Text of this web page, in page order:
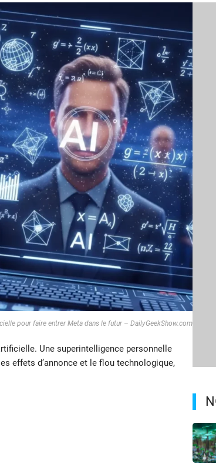
pour faire entrer Meta dans le futur – DailyGeekShow.com
Une superintelligence personnelle
effets d’annonce et le flou technologique,